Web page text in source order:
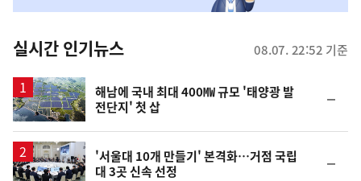
뉴
스
실시간 인기뉴스 08.07. 22:52 기준
해남에 국내 최대 400㎿ 규모 '태양광 발
전단지' 첫 삽
일
'서울대 10개 만들기' 본격화…거점 국립
대 3곳 신속 선정